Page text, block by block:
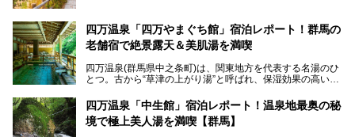
も多いかもしれません。
そこで筆者である私が実際に行ってみました！万座温泉の楽
しみ方や周辺の観光地を解説します。
また、日帰り入浴できる温泉から混浴可能な温泉まで、おす
すめの入浴施設もご紹介します！
四万温泉「四万やまぐち館」宿泊レポート！群馬の
老舗宿で絶景露天＆美肌湯を満喫
四万温泉(群馬県中之条町)は、関東地方を代表する名湯のひ
とつ。古から“草津の上がり湯”と呼ばれ、保湿効果の高い美
「四万やまぐち館」は、この地を代表する旅館の一つ。日帰
り入浴も可能ですが、やはり宿泊してじっくり楽しむのがベ
四万温泉「中生館」宿泊レポート！温泉地最奥の秘
境で極上美人湯を満喫【群馬】